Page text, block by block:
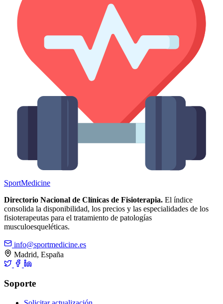
SportMedicine
Directorio Nacional de Clínicas de Fisioterapia. El índice
consolida la disponibilidad, los precios y las especialidades de los
fisioterapeutas para el tratamiento de patologías
musculoesqueléticas.
info@sportmedicine.es
Madrid, España
Soporte